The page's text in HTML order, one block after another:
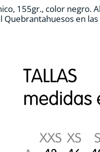
155gr., color negro.
en